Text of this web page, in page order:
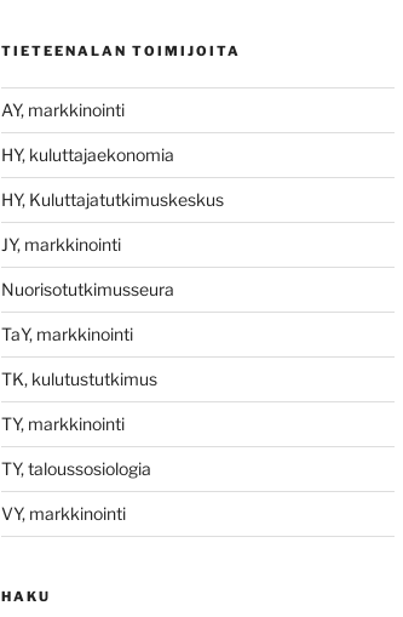
TIETEENALAN TOIMIJOITA
AY, markkinointi
HY, kuluttajaekonomia
HY, Kuluttajatutkimuskeskus
JY, markkinointi
Nuorisotutkimusseura
TaY, markkinointi
TK, kulutustutkimus
TY, markkinointi
TY, taloussosiologia
VY, markkinointi
HAKU